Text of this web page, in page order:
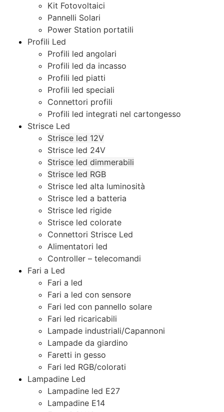
Kit Fotovoltaici
Pannelli Solari
Power Station portatili
Profili Led
Profili led angolari
Profili led da incasso
Profili led piatti
Profili led speciali
Connettori profili
Profili led integrati nel cartongesso
Strisce Led
Strisce led 12V
Strisce led 24V
Strisce led dimmerabili
Strisce led RGB
Strisce led alta luminosità
Strisce led a batteria
Strisce led rigide
Strisce led colorate
Connettori Strisce Led
Alimentatori led
Controller – telecomandi
Fari a Led
Fari a led
Fari a led con sensore
Fari led con pannello solare
Fari led ricaricabili
Lampade industriali/Capannoni
Lampade da giardino
Faretti in gesso
Fari led RGB/colorati
Lampadine Led
Lampadine led E27
Lampadine E14